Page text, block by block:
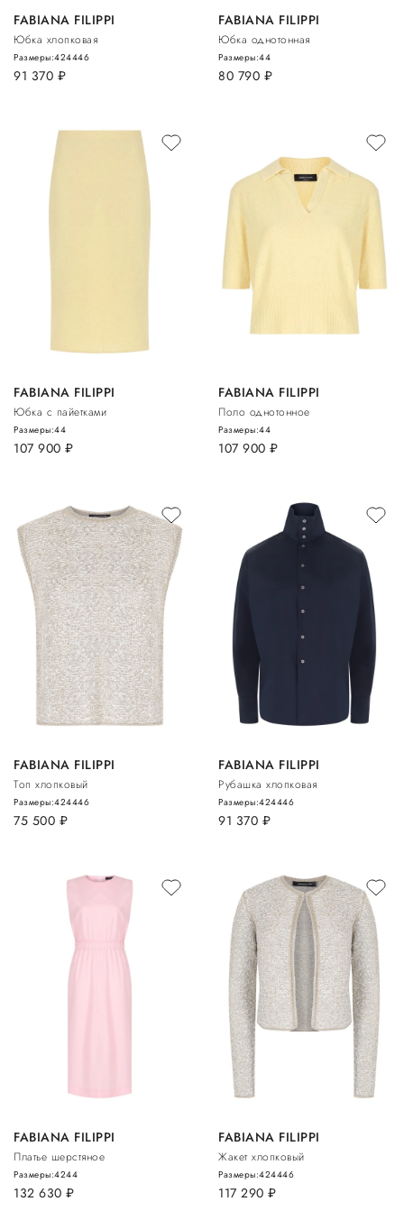
FABIANA FILIPPI
Юбка хлопковая
91 370 руб.
Размеры:424446
FABIANA FILIPPI
Юбка однотонная
80 790 руб.
Размеры:44
FABIANA FILIPPI
Юбка с пайетками
107 900 руб.
Размеры:44
FABIANA FILIPPI
Поло однотонное
107 900 руб.
Размеры:44
FABIANA FILIPPI
Топ хлопковый
75 500 руб.
Размеры:424446
FABIANA FILIPPI
Рубашка хлопковая
91 370 руб.
Размеры:424446
FABIANA FILIPPI
Платье шерстяное
132 630 руб.
Размеры:4244
FABIANA FILIPPI
Жакет хлопковый
117 290 руб.
Размеры:424446